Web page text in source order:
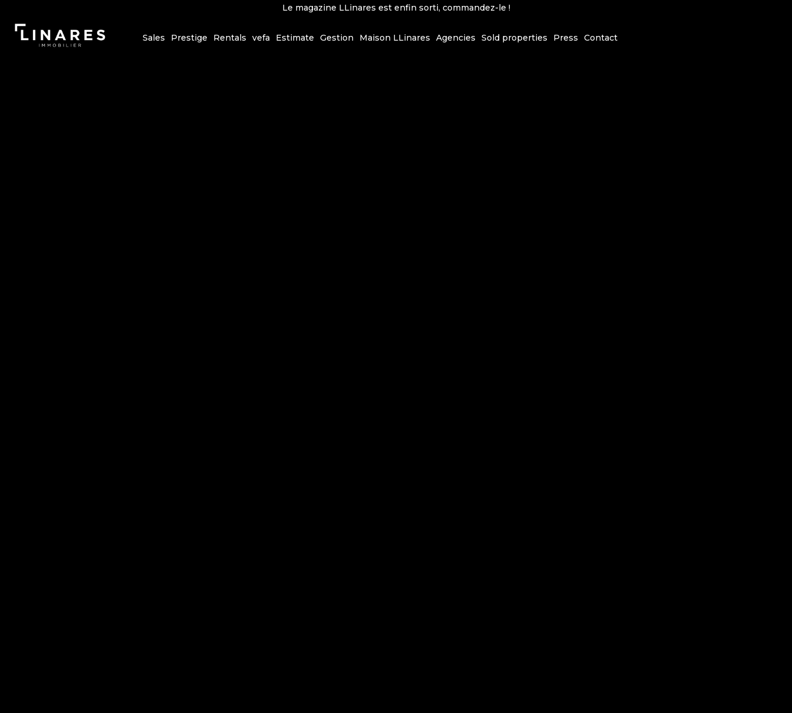
Le magazine LLinares est enfin sorti, commandez-le !
Sales Prestige Rentals vefa Estimate Gestion Maison LLinares Agencies Sold properties Press Contact